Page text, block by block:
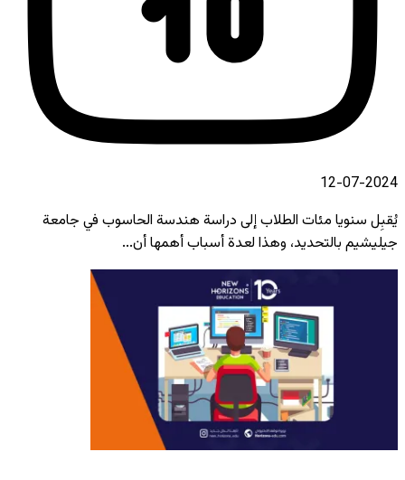
2024-07-12
يُقبِل سنويا مئات الطلاب إلى دراسة هندسة الحاسوب في جامعة
جيليشيم بالتحديد، وهذا لعدة أسباب أهمها أن...